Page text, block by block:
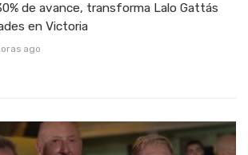
de avance, transforma Lalo Gattás
en Victoria
ago